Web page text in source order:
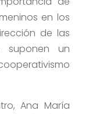
en los
de las
suponen un
Ana María